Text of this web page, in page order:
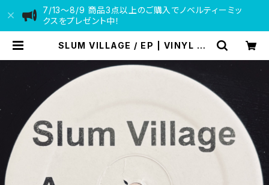
7/13〜8/9 商品3点以上のご購入でノベルティーミッ
クスをプレゼント中！
SLUM VILLAGE / EP | VINYL DE